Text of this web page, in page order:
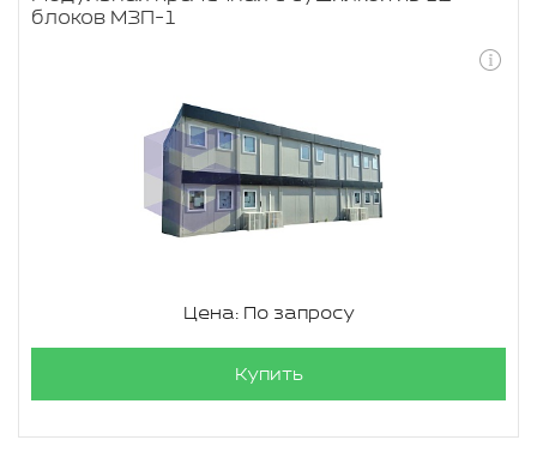
блоков МЗП-1
Цена: По запросу
Купить